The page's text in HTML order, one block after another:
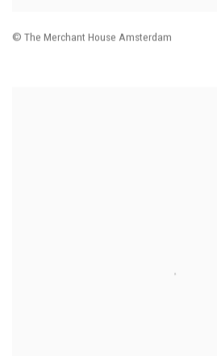
© The Merchant House Amsterdam